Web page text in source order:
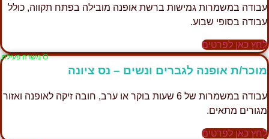
עבודה במשמרות גמישות ברשת אופנה מובילה בפתח תקווה, כולל
עבודה בסופי שבוע.
לחץ כאן לפרטים
Ο משרה פעילה
מוכר/ת אופנה לגברים ונשים – נס ציונה
עבודה במשמרות של 6 שעות בוקר או ערב, חובה זיקה לאופנה ואזור
מגורים מתאים.
לחץ כאן לפרטים